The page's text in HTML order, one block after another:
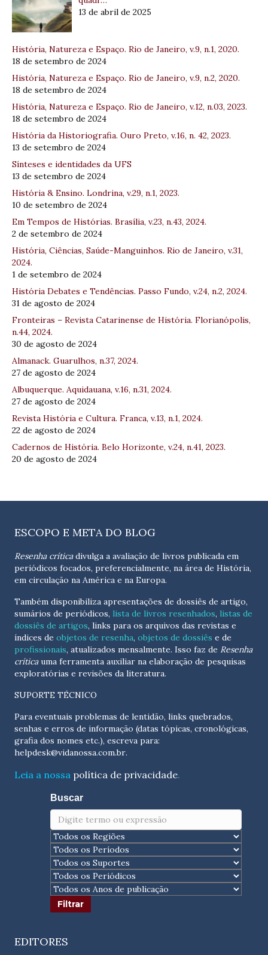
13 de abril de 2025
História, Natureza e Espaço. Rio de Janeiro, v.9, n.1, 2020.
18 de setembro de 2024
História, Natureza e Espaço. Rio de Janeiro, v.9, n.2, 2020.
18 de setembro de 2024
História, Natureza e Espaço. Rio de Janeiro, v.12, n.03, 2023.
18 de setembro de 2024
História da Historiografia. Ouro Preto, v.16, n. 42, 2023.
13 de setembro de 2024
Sínteses e identidades da UFS
13 de setembro de 2024
História & Ensino. Londrina, v.29, n.1, 2023.
10 de setembro de 2024
Em Tempos de Histórias. Brasília, v.23, n.43, 2024.
2 de setembro de 2024
História, Ciências, Saúde-Manguinhos. Rio de Janeiro, v.31,
2024.
1 de setembro de 2024
História Debates e Tendências. Passo Fundo, v.24, n.2, 2024.
31 de agosto de 2024
Fronteiras – Revista Catarinense de História. Florianópolis,
n.44, 2024.
30 de agosto de 2024
Almanack. Guarulhos, n.37, 2024.
27 de agosto de 2024
Albuquerque. Aquidauana, v.16, n.31, 2024.
27 de agosto de 2024
Revista História e Cultura. Franca, v.13, n.1, 2024.
22 de agosto de 2024
Cadernos de História. Belo Horizonte, v.24, n.41, 2023.
20 de agosto de 2024
ESCOPO E META DO BLOG
Resenha críticadivulga a avaliação de livros publicada em
periódicos focados, preferencialmente, na área de História,
em circulação na América e na Europa.
Também disponibiliza apresentações de dossiês de artigo,
sumários de periódicos, lista de livros resenhados, listas de
dossiês de artigos, links para os arquivos das revistas e
índices de objetos de resenha, objetos de dossiês e de
profissionais, atualizados mensalmente. Isso faz de Resenha
críticauma ferramenta auxiliar na elaboração de pesquisas
exploratórias e revisões da literatura.
SUPORTE TÉCNICO
Para eventuais problemas de lentidão, links quebrados,
senhas e erros de informação (datas tópicas, cronológicas,
helpdesk@vidanossa.com.br.
Leia a nossa política de privacidade.
Buscar
EDITORES